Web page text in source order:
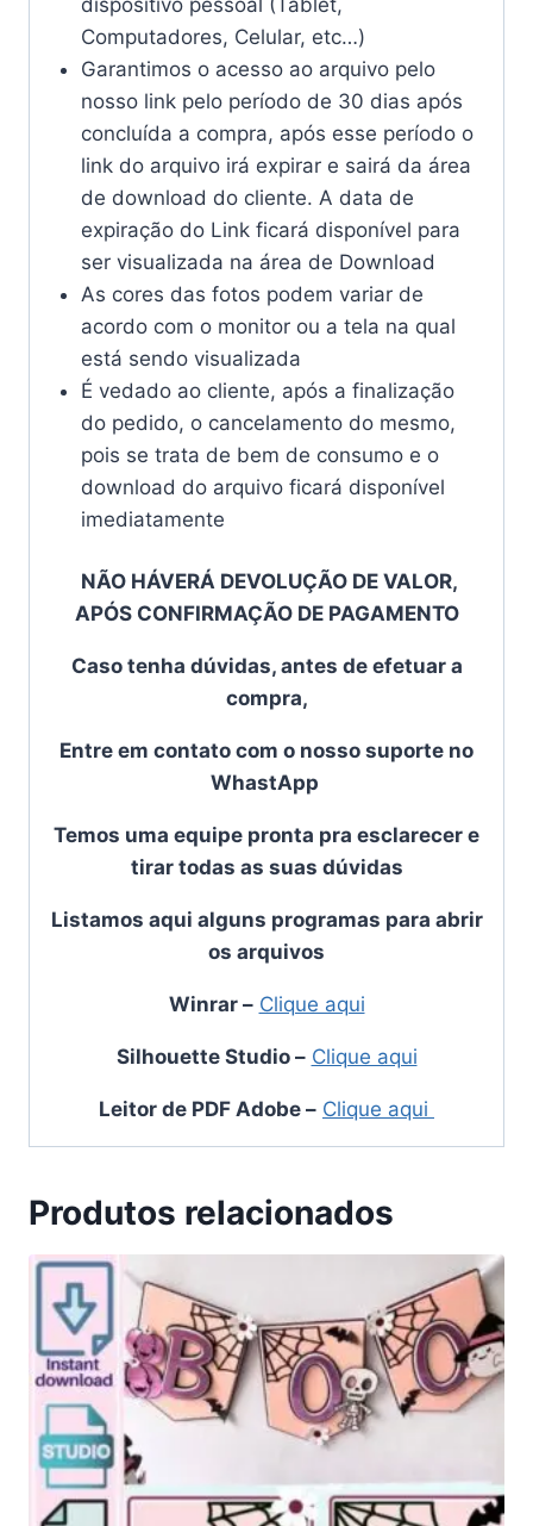
Computadores, Celular, etc…)
Garantimos o acesso ao arquivo pelo
nosso link pelo período de 30 dias após
concluída a compra, após esse período o
link do arquivo irá expirar e sairá da área
de download do cliente. A data de
expiração do Link ficará disponível para
ser visualizada na área de Download
As cores das fotos podem variar de
acordo com o monitor ou a tela na qual
está sendo visualizada
É vedado ao cliente, após a finalização
do pedido, o cancelamento do mesmo,
pois se trata de bem de consumo e o
download do arquivo ficará disponível
imediatamente
NÃO HÁVERÁ DEVOLUÇÃO DE VALOR,
APÓS CONFIRMAÇÃO DE PAGAMENTO
Caso tenha dúvidas, antes de efetuar a
compra,
Entre em contato com o nosso suporte no
WhastApp
Temos uma equipe pronta pra esclarecer e
tirar todas as suas dúvidas
Listamos aqui alguns programas para abrir
os arquivos
Winrar– Clique aqui
Silhouette Studio– Clique aqui
Leitor de PDF Adobe – Clique aqui
Produtos relacionados